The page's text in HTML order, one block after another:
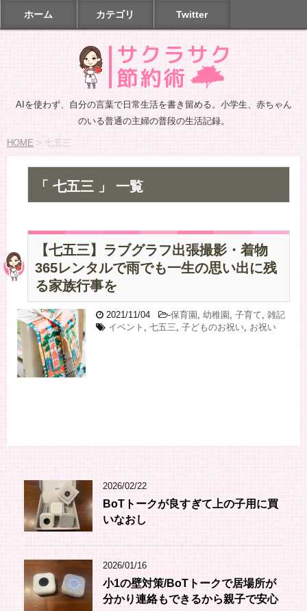
ホーム カテゴリ Twitter
AIを使わず、自分の言葉で日常生活を書き留める。小学生、赤ちゃん
のいる普通の主婦の普段の生活記録。
HOME > 七五三
「 七五三 」 一覧
【七五三】ラブグラフ出張撮影・着物
365レンタルで雨でも一生の思い出に残
る家族行事を
2021/11/04 -保育園 , 幼稚園 , 子育て, 雑記
イベント , 七五三, 子どものお祝い, お祝い
2026/02/22
BoTトークが良すぎて上の子用に買
いなおし
2026/01/16
小1の壁対策/BoTトークで居場所が
分かり連絡もできるから親子で安心